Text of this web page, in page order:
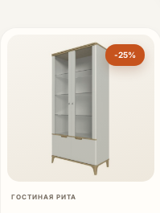
-25%
ГОСТИНАЯ РИТА